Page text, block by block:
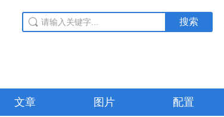
搜索
文章 图片 配置